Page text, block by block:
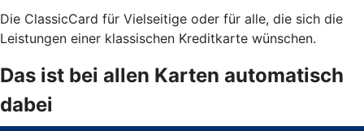
Die ClassicCard für Vielseitige oder für alle, die sich die
Leistungen einer klassischen Kreditkarte wünschen.
Das ist bei allen Karten automatisch
dabei